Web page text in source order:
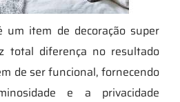
um item de decoração super
total diferença no resultado
de ser funcional, fornecendo
e a privacidade